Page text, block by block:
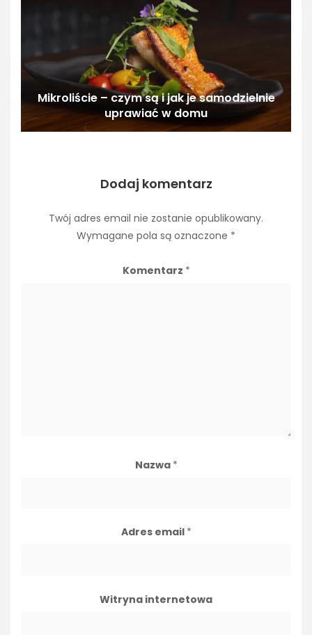
Mikroliście – czym są i jak je samodzielnie
uprawiać w domu
Dodaj komentarz
Twój adres email nie zostanie opublikowany.
Wymagane pola są oznaczone *
Komentarz *
Nazwa *
Adres email *
Witryna internetowa